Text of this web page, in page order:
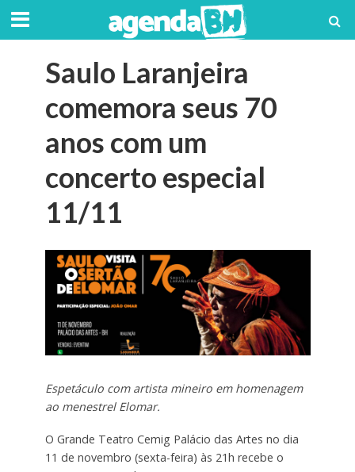
Saulo Laranjeira
comemora seus 70
anos com um
concerto especial
11/11
Espetáculo com artista mineiro em homenagem
ao menestrel Elomar.
O Grande Teatro Cemig Palácio das Artes no dia
11 de novembro (sexta-feira) às 21h recebe o